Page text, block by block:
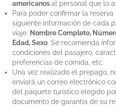
americanosal personal que lo
Para poder confirmar la
siguiente información de cada
viaje: Nombre Completo,
Edad, Sexo. Se recomienda
condiciones del pasajero,
preferencias de comida, etc.
Una vez realizado el prepago,
enviará un correo electrónico
del paquete turístico elegido
documento de garantía de su